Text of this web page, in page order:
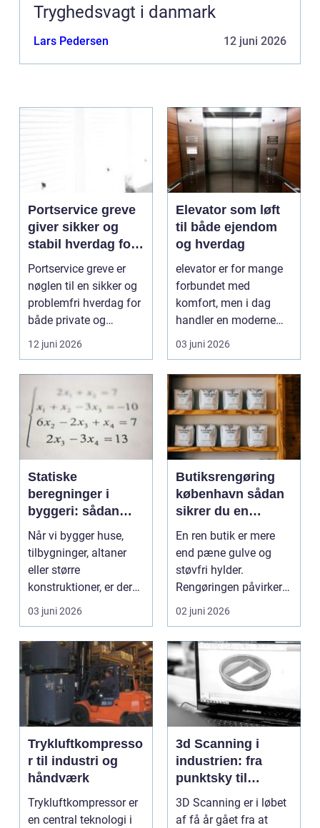
Tryghedsvagt i danmark
Lars Pedersen 12 juni 2026
Portservice greve
giver sikker og
stabil hverdag for
porte
Portservice greve er
nøglen til en sikker og
problemfri hverdag for
både private og
virksomheder, de...
12 juni 2026
Elevator som løft
til både ejendom
og hverdag
elevator er for mange
forbundet med
komfort, men i dag
handler en moderne
elevator lige så meg...
03 juni 2026
Statiske
beregninger i
byggeri: sådan
skaber de
sikkerhed og
tryghed
Når vi bygger huse,
tilbygninger, altaner
eller større
konstruktioner, er der
én ting, der altid ska...
03 juni 2026
Butiksrengøring
københavn sådan
sikrer du en
indbydende butik
hver dag
En ren butik er mere
end pæne gulve og
støvfri hylder.
Rengøringen påvirker
kundernes
førstehåndsind...
02 juni 2026
Trykluftkompresso
r til industri og
håndværk
Trykluftkompressor er
en central teknologi i
3d Scanning i
industrien: fra
punktsky til
præcist
projektgrundlag
3D Scanning er i løbet
af få år gået fra at